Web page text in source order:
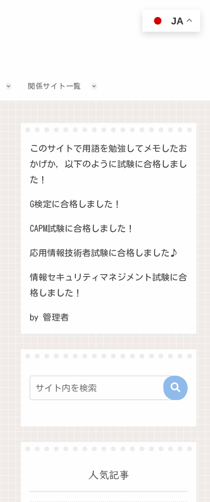
関係サイト一覧
このサイトで用語を勉強してメモしたお
かげか，以下のように試験に合格しまし
た！
G検定に合格しました！
CAPM試験に合格しました！
応用情報技術者試験に合格しました♪
情報セキュリティマネジメント試験に合
格しました！
by 管理者
人気記事
JA